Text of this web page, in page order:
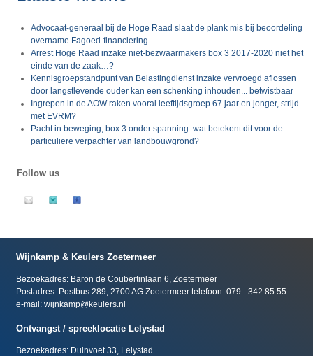
Advocaat-generaal bij de Hoge Raad slaat de plank mis bij beoordeling
overname Fagoed-financiering
Arrest Hoge Raad inzake niet-bezwaarmakers box 3 2017-2020 niet het
einde van de zaak…?
Kennisgroepstandpunt van Belastingdienst inzake vervroegd aflossen
door langstlevende ouder kan een schenking inhouden... betwistbaar
Ingrepen in de AOW raken vooral leeftijdsgroep 67 jaar en jonger, strijd
met EVRM?
Pacht in beweging, box 3 onder spanning: wat betekent dit voor de
particuliere verpachter van landbouwgrond?
Follow us
Wijnkamp & Keulers Zoetermeer
Bezoekadres: Baron de Coubertinlaan 6, Zoetermeer
Postadres: Postbus 289, 2700 AG Zoetermeer telefoon: 079 - 342 85 55
e-mail:wijnkamp@keulers.nl
Ontvangst / spreeklocatie Lelystad
Bezoekadres: Duinvoet 33, Lelystad